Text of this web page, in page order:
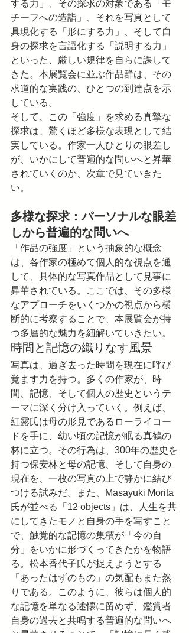
する力」、その探求の対象である「モ
チーフへの造詣」、それを写真として
具現化する「形にする力」、そして自
身の探求を言語化する「説明する力」
といった、厳しい規律を自らに課して
きた。本展覧会に並ぶ作品群は、その
求道的な実践の、ひとつの到達点を示
している。
そして、この「強度」を求める真摯な
探求は、驚くほど多様な表現として結
実している。作家一人ひとりの眼差し
が、いかにして普遍的な問いへと昇華
されていくのか、次章で見ていきた
い。
多様な探求：パーソナルな眼差
しから普遍的な問いへ
「作品の強度」という抽象的な概念
は、各作家の極めて個人的な視点を通
して、具体的な写真作品として見事に
昇華されている。ここでは、その多様
なアプローチをいくつかの視点から横
断的に考察することで、本展覧会が持
つ多層的な魅力を紐解いていきたい。
時間と記憶の織りなす風景
写真は、過ぎ去った時間を現在に呼び
覚ます力を持つ。多くの作家が、時
間、記憶、そして個人の歴史というテ
ーマに深く分け入っていく。例えば、
紅露氏は母の形見であるローライコー
ドを手に、幼い頃の記憶が眠る真鶴の
林に立つ。その行為は、300年の歴史を
持つ保安林と母の記憶、そして自身の
現在を、一枚の写真の上で静かに結び
つける試みだ。また、Masayuki Morita
氏が並べる「12 objects」は、人生を共
にしてきたモノと自身の手を写すこと
で、触覚的な記憶の集積が「今の自
分」をいかに形づくってきたかを物語
る。松本香代子氏が捉えようとする
「あったはずのもの」の気配もまた然
りである。このように、彼らは個人的
な記憶を単なる述懐に留めず、鑑賞者
自身の過去と共鳴する普遍的な問いへ